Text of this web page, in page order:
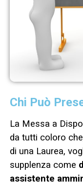
Chi Può
La Messa a
da tutti coloro
di una Laurea,
supplenza come
assistente